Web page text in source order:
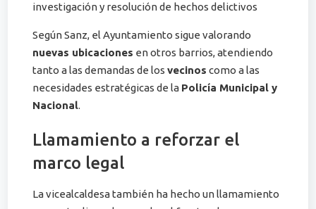
investigación y resolución de hechos delictivos
Según Sanz, el Ayuntamiento sigue valorando
nuevas ubicaciones en otros barrios, atendiendo
tanto a las demandas de losvecinos como a las
necesidades estratégicas de la Policía Municipal y
Nacional.
Llamamiento a reforzar el
marco legal
La vicealcaldesa también ha hecho un llamamiento